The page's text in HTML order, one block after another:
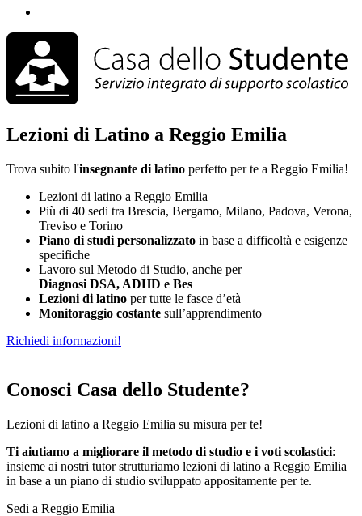
Lezioni di Latino a Reggio Emilia
Trova subito l'insegnante di latino perfetto per te a Reggio Emilia!
Lezioni di latino a Reggio Emilia
Più di 40 sedi tra Brescia, Bergamo, Milano, Padova, Verona,
Treviso e Torino
Piano di studi personalizzato in base a difficoltà e esigenze
specifiche
Lavoro sul Metodo di Studio, anche per
Diagnosi DSA, ADHD e Bes
Lezioni di latino per tutte le fasce d’età
Monitoraggio costante sull’apprendimento
Richiedi informazioni!
Conosci Casa dello Studente?
Lezioni di latino a Reggio Emilia su misura per te!
Ti aiutiamo a migliorare il metodo di studio e i voti scolastici:
insieme ai nostri tutor strutturiamo lezioni di latino a Reggio Emilia
in base a un piano di studio sviluppato appositamente per te.
Sedi a Reggio Emilia